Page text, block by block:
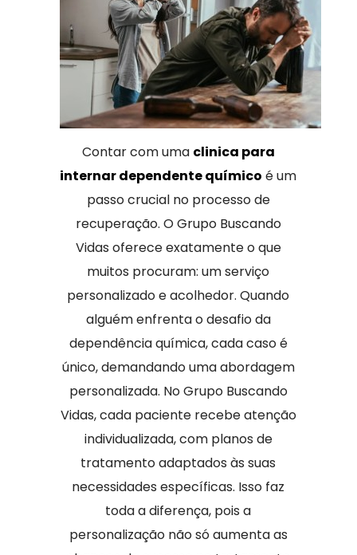
Contar com uma clinica para
internar dependente químico é um
passo crucial no processo de
recuperação. O Grupo Buscando
Vidas oferece exatamente o que
muitos procuram: um serviço
personalizado e acolhedor. Quando
alguém enfrenta o desafio da
dependência química, cada caso é
único, demandando uma abordagem
personalizada. No Grupo Buscando
Vidas, cada paciente recebe atenção
individualizada, com planos de
tratamento adaptados às suas
necessidades específicas. Isso faz
toda a diferença, pois a
personalização não só aumenta as